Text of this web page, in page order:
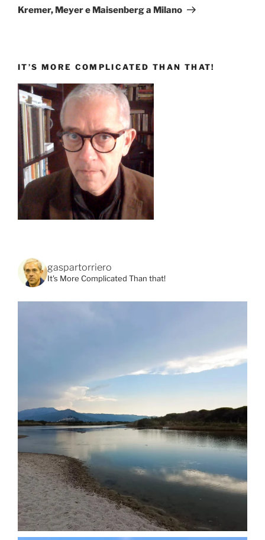
successivo
Kremer, Meyer e Maisenberg a Milano
IT’S MORE COMPLICATED THAN THAT!
gaspartorriero
It's More Complicated Than that!